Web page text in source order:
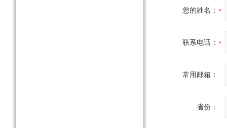
您的姓名：
联系电话：
常用邮箱：
省份：